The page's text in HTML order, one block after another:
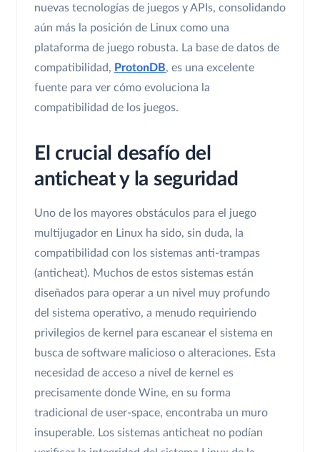
nuevas tecnologías de juegos y APIs, consolidando
aún más la posición de Linux como una
plataforma de juego robusta. La base de datos de
compatibilidad, ProtonDB, es una excelente
fuente para ver cómo evoluciona la
compatibilidad de los juegos.
El crucial desafío del
anticheat y la seguridad
Uno de los mayores obstáculos para el juego
multijugador en Linux ha sido, sin duda, la
compatibilidad con los sistemas anti-trampas
(anticheat). Muchos de estos sistemas están
diseñados para operar a un nivel muy profundo
del sistema operativo, a menudo requiriendo
privilegios de kernel para escanear el sistema en
busca de software malicioso o alteraciones. Esta
necesidad de acceso a nivel de kernel es
precisamente donde Wine, en su forma
tradicional de user-space, encontraba un muro
insuperable. Los sistemas anticheat no podían